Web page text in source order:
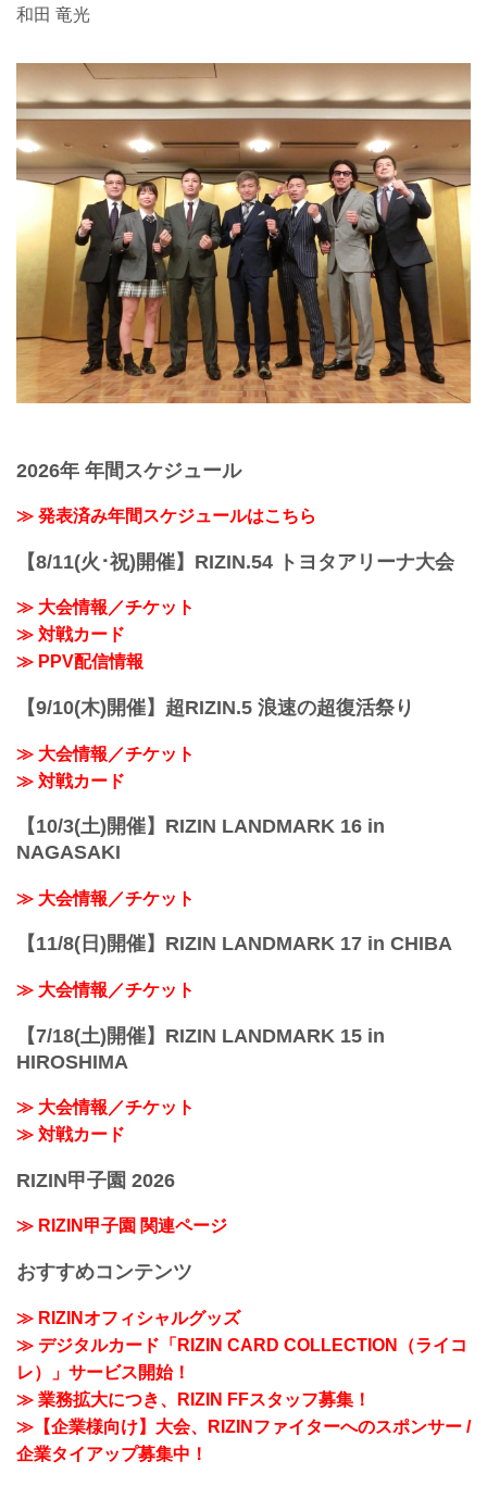
和田 竜光
2026年 年間スケジュール
≫ 発表済み年間スケジュールはこちら
【8/11(火･祝)開催】RIZIN.54 トヨタアリーナ大会
≫ 大会情報／チケット
≫ 対戦カード
≫ PPV配信情報
【9/10(木)開催】超RIZIN.5 浪速の超復活祭り
≫ 大会情報／チケット
≫ 対戦カード
【10/3(土)開催】RIZIN LANDMARK 16 in
NAGASAKI
≫ 大会情報／チケット
【11/8(日)開催】RIZIN LANDMARK 17 in CHIBA
≫ 大会情報／チケット
【7/18(土)開催】RIZIN LANDMARK 15 in
HIROSHIMA
≫ 大会情報／チケット
≫ 対戦カード
RIZIN甲子園 2026
≫ RIZIN甲子園 関連ページ
おすすめコンテンツ
≫ RIZINオフィシャルグッズ
≫ デジタルカード「RIZIN CARD COLLECTION（ライコ
レ）」サービス開始！
≫ 業務拡大につき、RIZIN FFスタッフ募集！
≫【企業様向け】大会、RIZINファイターへのスポンサー /
企業タイアップ募集中！